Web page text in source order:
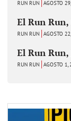
RUN RUN AGOSTO
El Run Run,
RUN RUN AGOSTO
El Run Run,
RUN RUN AGOSTO 1,